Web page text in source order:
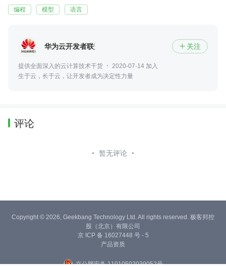
编程 模型 语言
华为云开发者联盟  关注
提供全面深入的云计算技术干货
2020-07-14 加入
生于云，长于云，让开发者成为决定性力量
评论
暂无评论
Copyright © 2026, Geekbang Technology Ltd. All rights reserved. 极客邦控
股（北京）有限公司
京 ICP 备 16027448 号 - 5
产品资质
京公网安备 11010502039052号